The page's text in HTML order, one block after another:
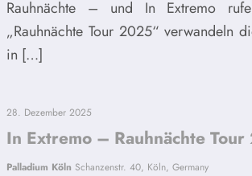
Rauhnächte – und In Extremo
„Rauhnächte Tour 2025“ verwandeln
in […]
In Extremo – Rauhnächte
28. Dezember 2025
Palladium Köln Schanzenstr. 40, Köln, Germany